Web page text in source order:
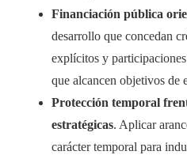
Financiación pública
desarrollo que concedan
explícitos y
que alcancen objetivos de
Protección temporal
estratégicas. Aplicar
carácter temporal para